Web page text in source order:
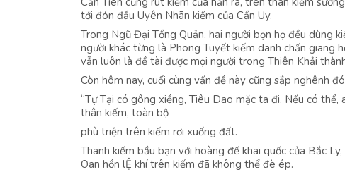
tới đón đầu Uyên Nhãn kiếm của Cẩn Uy.
Trong Ngũ Đại Tổng Quản, hai người bọn họ đều dùng
người khác từng là Phong Tuyết kiếm danh chấn giang
vẫn luôn là đề tài được mọi người trong Thiên Khải
Còn hôm nay, cuối cùng vấn đề này cũng sắp nghênh
“Tự Tại có gông xiềng, Tiêu Dao mặc ta đi. Nếu có
thân kiếm, toàn bộ
phù triện trên kiếm rơi xuống đất.
Thanh kiếm bầu bạn với hoàng đế khai quốc của Bắc
Oan hồn lỆ khí trên kiếm đã không thể đè ép.